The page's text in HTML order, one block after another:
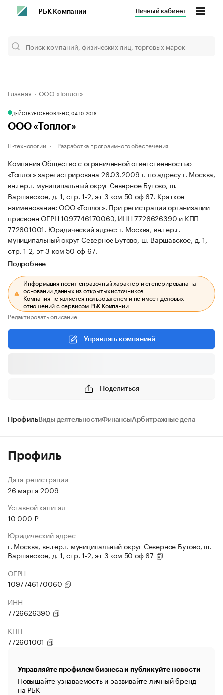
РБК Компании Личный кабинет
Главная ООО «Топлог»
ДЕЙСТВУЕТОБНОВЛЕНО, 04.10.2018
ООО «Топлог»
IT-технологии Разработка программного обеспечения
Компания Общество с ограниченной ответственностью
«Топлог» зарегистрирована 26.03.2009 г. по адресу г. Москва,
вн.тер.г. муниципальный округ Северное Бутово, ш.
Варшавское, д. 1, стр. 1-2, эт 3 ком 50 оф 67. Краткое
наименование: ООО «Топлог». При регистрации организации
присвоен ОГРН 1097746170060, ИНН 7726626390 и КПП
772601001. Юридический адрес: г. Москва, вн.тер.г.
муниципальный округ Северное Бутово, ш. Варшавское, д. 1,
стр. 1-2, эт 3 ком 50 оф 67.
Подробнее
Информация носит справочный характер и сгенерирована на
основании данных из открытых источников.
Компания не является пользователем и не имеет деловых
отношений с сервисом РБК Компании.
Редактировать описание
Управлять компанией
Поделиться
ПрофильВиды деятельностиФинансыАрбитражные дела
Профиль
Дата регистрации
26 марта 2009
Уставной капитал
10 000 ₽
Юридический адрес
г. Москва, вн.тер.г. муниципальный округ Северное Бутово, ш.
Варшавское, д. 1, стр. 1-2, эт 3 ком 50 оф 67
ОГРН
1097746170060
ИНН
7726626390
КПП
772601001
Управляйте профилем бизнеса и публикуйте новости
Повышайте узнаваемость и развивайте личный бренд
на РБК